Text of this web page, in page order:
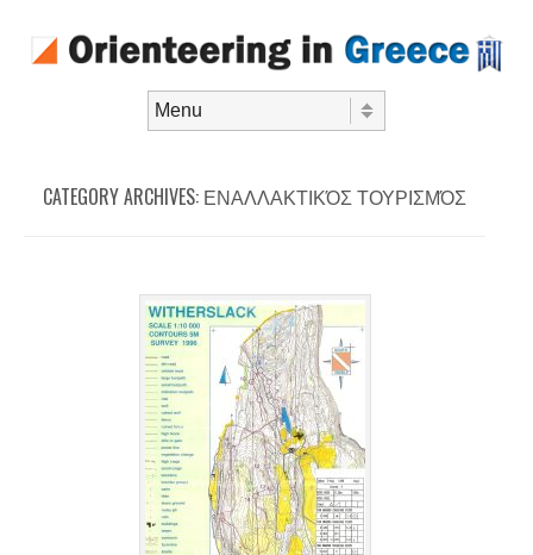
CATEGORY ARCHIVES: ΕΝΑΛΛΑΚΤΙΚΌΣ ΤΟΥΡΙΣΜΌΣ